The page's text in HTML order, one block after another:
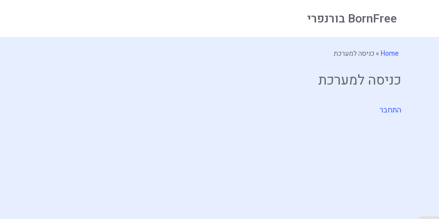
BornFree בורנפרי
Home
» כניסה למערכת
כניסה למערכת
התחבר